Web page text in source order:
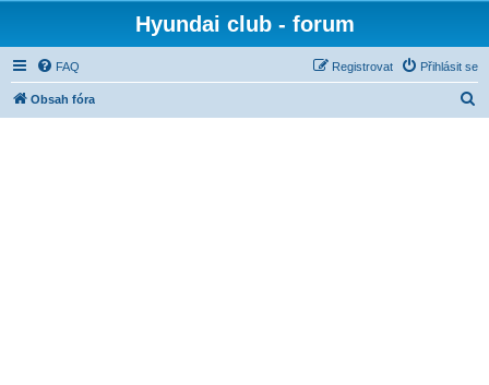
Hyundai club - forum
FAQ Přihlásit se
Registrovat
Obsah fóra